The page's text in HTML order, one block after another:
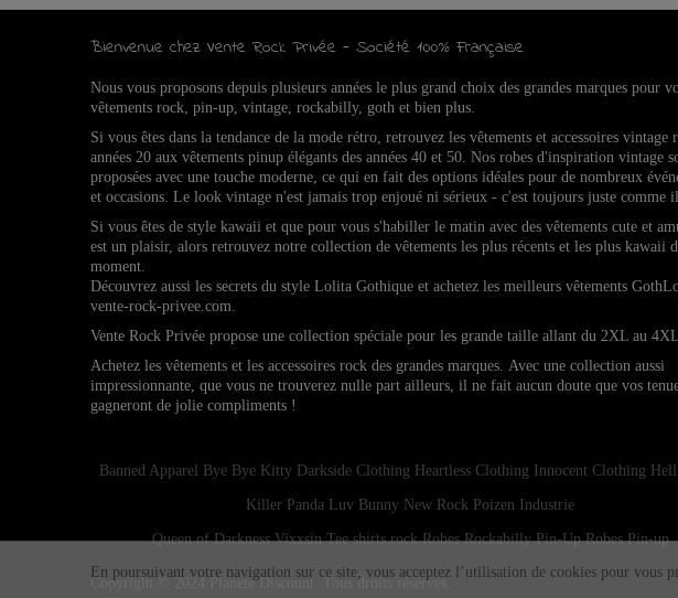
Bienvenue chez Vente Rock Privée - Société 100% Française
Nous vous proposons depuis plusieurs années le plus grand choix des grandes marques pour
vêtements rock, pin-up, vintage, rockabilly, goth et bien plus.
Si vous êtes dans la tendance de la mode rétro, retrouvez les vêtements et accessoires vintage
années 20 aux vêtements pinup élégants des années 40 et 50.Nos robes d'inspiration vintage
proposées avec une touche moderne, ce qui en fait des options idéales pour de nombreux
et occasions.Le look vintage n'est jamais trop enjoué ni sérieux - c'est toujours juste comme
Si vous êtes de style kawaii et que pour vous s'habiller le matin avec des vêtements cute et
est un plaisir, alors retrouvez notre collection de vêtements les plus récents et les plus kawaii
moment.
Découvrez aussi les secrets du style Lolita Gothique et achetez les meilleurs vêtements
vente-rock-privee.com.
Vente Rock Privée propose une collection spéciale pour les grande taille allant du 2XL au
Achetez les vêtements et les accessoires rock des grandes marques.Avec une collection aussi
impressionnante, que vous ne trouverez nulle part ailleurs, il ne fait aucun doute que vos
gagneront de jolie compliments !
Banned Apparel Bye Bye Kitty Darkside Clothing Heartless Clothing Innocent Clothing
Killer Panda Luv Bunny New Rock Poizen Industrie
Queen of Darkness Vixxsin Tee shirts rock Robes Rockabilly Pin-Up Robes Pin-up
Copyright © 2024 Planete Discount . Tous droits réservés.
En poursuivant votre navigation sur ce site, vous acceptez l’utilisation de cookies pour vous